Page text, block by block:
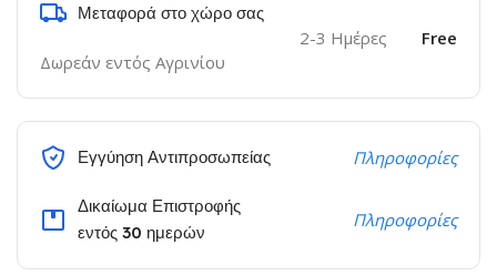
Μεταφορά στο χώρο σας
Δωρεάν εντός Αγρινίου
2-3 Ημέρες Free
Εγγύηση Αντιπροσωπείας Πληροφορίες
Δικαίωμα Επιστροφής
εντός 30 ημερών
Πληροφορίες